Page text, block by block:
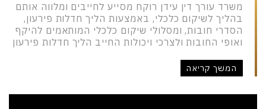
משרד עורך דין עידן רוקח מסייע לחייבים ומלווה אותם
בהליך לשיקום כלכלי, באמצעות הליך חדלות פירעון,
הסדרי חובות, ומסלולי שיקום כלכלי המותאמים להיקף
ואופי החובות ולצרכי ויכולות החייב הליך חדלות פירעון
המשך קריאה